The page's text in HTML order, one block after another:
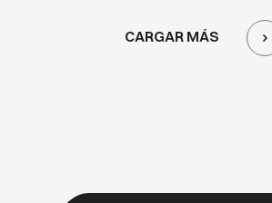
CARGAR MÁS